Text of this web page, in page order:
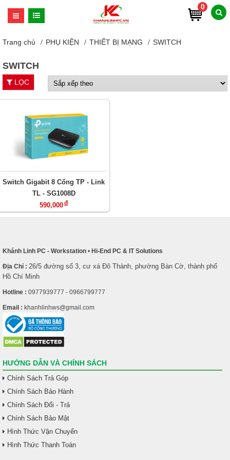
0
Trang chủ PHỤ KIỆN THIẾT BỊ MẠNG SWITCH
SWITCH
LỌC
Switch Gigabit 8 Cổng TP - Link
TL - SG1008D
590,000đ
Khánh Linh PC - Workstation • Hi-End PC & IT Solutions
Địa Chỉ : 26/5 đường số 3, cư xá Đô Thành, phường Bàn Cờ, thành phố
Hồ Chí Minh
Hotline : 0977939777 - 0966799777
Email : khanhlinhws@gmail.com
HƯỚNG DẪN VÀ CHÍNH SÁCH
Chính Sách Trả Góp
Chính Sách Bảo Hành
Chính Sách Đổi - Trả
Chính Sách Bảo Mật
Hình Thức Vận Chuyển
Hình Thức Thanh Toán